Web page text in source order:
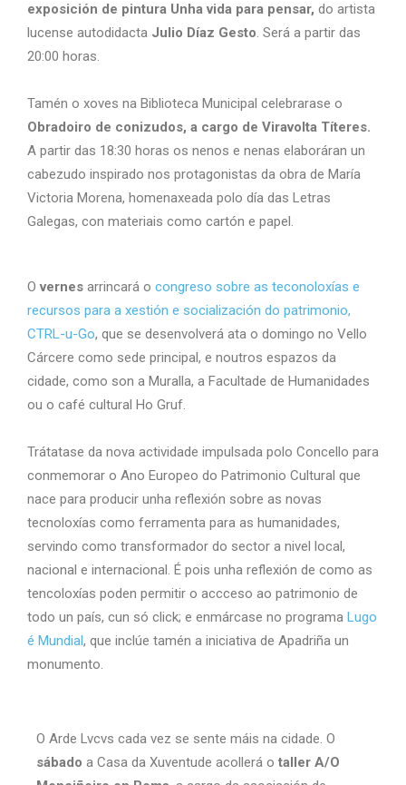
exposición de pintura Unha vida para pensar, do artista
lucense autodidacta Julio Díaz Gesto. Será a partir das
20:00 horas.
Tamén o xoves na Biblioteca Municipal celebrarase o
Obradoiro de conizudos, a cargo de Viravolta Títeres.
A partir das 18:30 horas os nenos e nenas elaboráran un
cabezudo inspirado nos protagonistas da obra de María
Victoria Morena, homenaxeada polo día das Letras
Galegas, con materiais como cartón e papel.
Overnes arrincará o congreso sobre as teconoloxías e
recursos para a xestión e socialización do patrimonio,
CTRL-u-Go, que se desenvolverá ata o domingo no Vello
Cárcere como sede principal, e noutros espazos da
cidade, como son a Muralla, a Facultade de Humanidades
ou o café cultural Ho Gruf.
Trátatase da nova actividade impulsada polo Concello para
conmemorar o Ano Europeo do Patrimonio Cultural que
nace para producir unha reflexión sobre as novas
tecnoloxías como ferramenta para as humanidades,
servindo como transformador do sector a nivel local,
nacional e internacional. É pois unha reflexión de como as
tencoloxías poden permitir o accceso ao patrimonio de
todo un país, cun só click; e enmárcase no programa Lugo
é Mundial, que inclúe tamén a iniciativa de Apadriña un
monumento.
O Arde Lvcvs cada vez se sente máis na cidade. O
sábado a Casa da Xuventude acollerá o taller A/O